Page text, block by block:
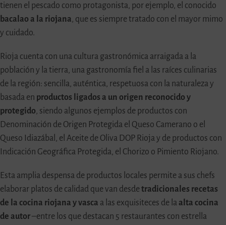
tienen el pescado como protagonista, por ejemplo, el conocido
bacalao a la riojana, que es siempre tratado con el mayor mimo
y cuidado.
Rioja cuenta con una cultura gastronómica arraigada a la
población y la tierra, una gastronomía fiel a las raíces culinarias
de la región: sencilla, auténtica, respetuosa con la naturaleza y
basada en productos ligados a un origen reconocido y
protegido, siendo algunos ejemplos de productos con
Denominación de Origen Protegida el Queso Camerano o el
Queso Idiazábal, el Aceite de Oliva DOP Rioja y de productos con
Indicación Geográfica Protegida, el Chorizo o Pimiento Riojano.
Esta amplia despensa de productos locales permite a sus chefs
elaborar platos de calidad que van desdetradicionales recetas
de la cocina riojana y vasca a las exquisiteces de la alta cocina
de autor–entre los que destacan 5 restaurantes con estrella